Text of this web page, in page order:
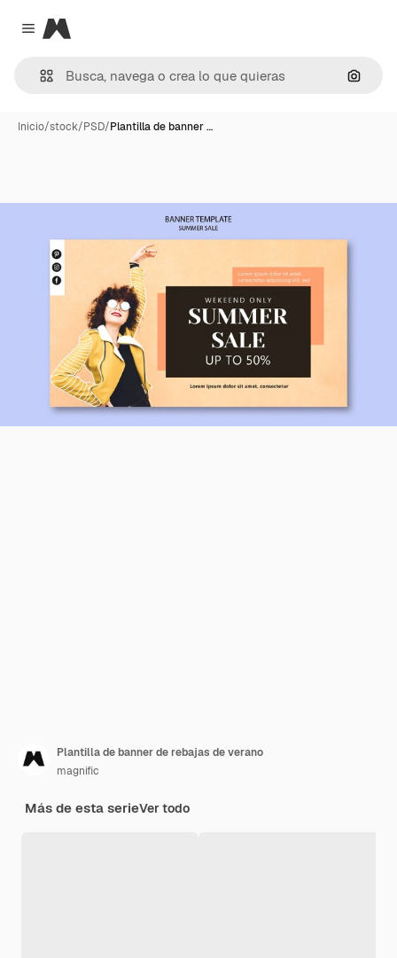
Close menu
Magnific
Inicio/stock/PSD/Plantilla de banner …
Plantilla de banner de rebajas de verano
magnific
Más de esta serieVer todo